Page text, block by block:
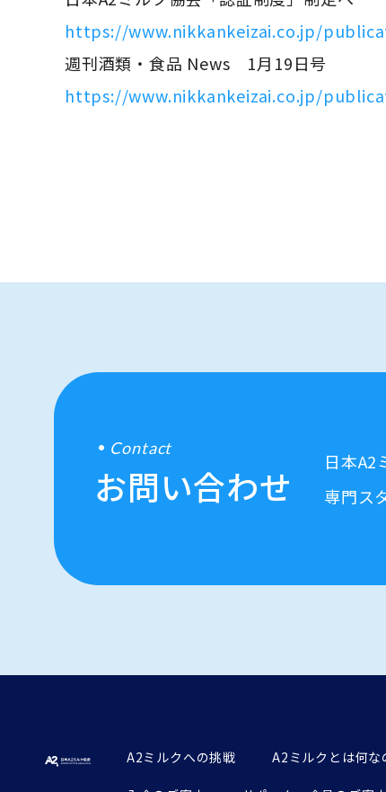
https://www.nikkankeizai.co.jp/
週刊酒類・食品 News 1月19日号
https://www.nikkankeizai.co.jp/
Contact
お問い合わせ
日本A2
専門ス
A2ミルクへの挑戦 A2ミルクとは何な